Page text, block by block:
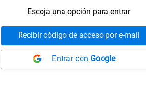
Escoja una opción para entrar
Recibir código de acceso por e-mail
Entrar con Google